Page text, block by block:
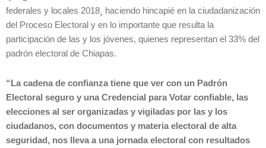
federales y locales 2018¸ haciendo hincapié en la ciudadanización
del Proceso Electoral y en lo importante que resulta la
participación de las y los jóvenes, quienes representan el 33% del
padrón electoral de Chiapas.
“La cadena de confianza tiene que ver con un Padrón
Electoral seguro y una Credencial para Votar confiable, las
elecciones al ser organizadas y vigiladas por las y los
ciudadanos, con documentos y materia electoral de alta
seguridad, nos lleva a una jornada electoral con resultados